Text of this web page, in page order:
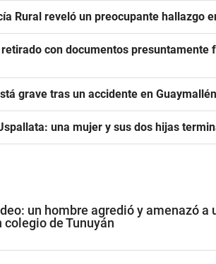
Rural reveló un preocupante hallazgo
con documentos presuntamente
grave tras un accidente en Guaymallén
una mujer y sus dos hijas
un hombre agredió y amenazó a
colegio de Tunuyán